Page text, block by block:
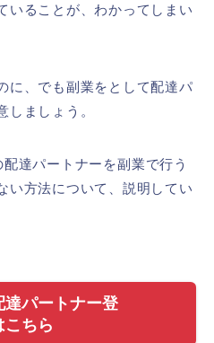
いることが、わかってしまい
に、でも副業をとして配達パ
しましょう。
達パートナーを副業で行う
い方法について、説明してい
パートナー登
こちら